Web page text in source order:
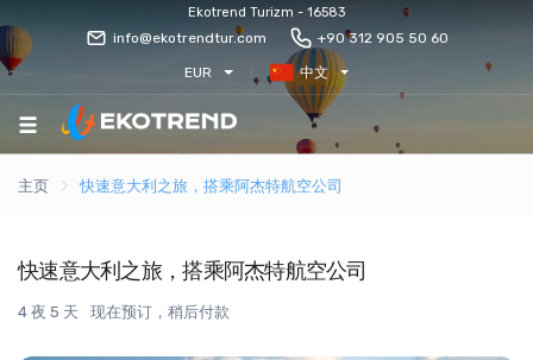
Ekotrend Turizm - 16583
info@ekotrendtur.com +90 312 905 50 60
EUR 中文
主页 快速意大利之旅，搭乘阿杰特航空公司
快速意大利之旅，搭乘阿杰特航空公司
4 夜 5 天 现在预订，稍后付款